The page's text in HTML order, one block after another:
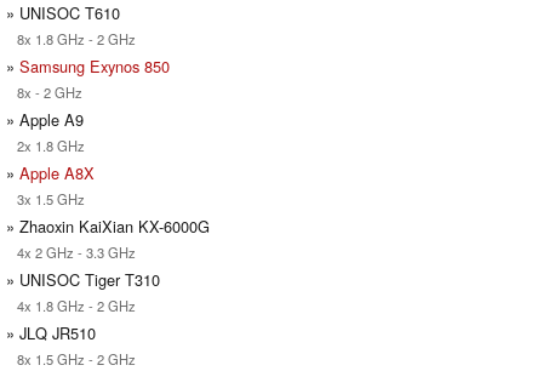
» UNISOC T610
8x 1.8 GHz - 2 GHz
» Samsung Exynos 850
8x - 2 GHz
» Apple A9
2x 1.8 GHz
» Apple A8X
3x 1.5 GHz
» Zhaoxin KaiXian KX-6000G
4x 2 GHz - 3.3 GHz
» UNISOC Tiger T310
4x 1.8 GHz - 2 GHz
» JLQ JR510
8x 1.5 GHz - 2 GHz